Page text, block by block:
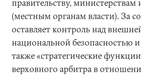
правительству, министерствам
(местным органам власти). За
оставляет контроль над
национальной безопасностью
также «стратегические
верховного арбитра в